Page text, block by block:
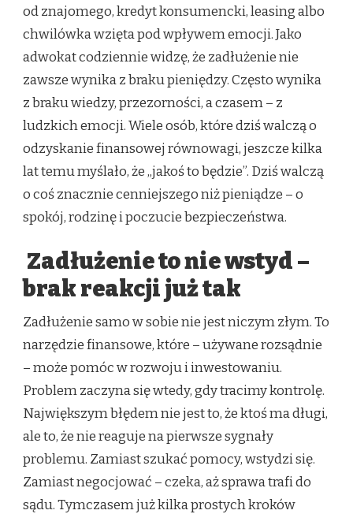
od znajomego, kredyt konsumencki, leasing albo
chwilówka wzięta pod wpływem emocji. Jako
adwokat codziennie widzę, że zadłużenie nie
zawsze wynika z braku pieniędzy. Często wynika
z braku wiedzy, przezorności, a czasem – z
ludzkich emocji. Wiele osób, które dziś walczą o
odzyskanie finansowej równowagi, jeszcze kilka
lat temu myślało, że „jakoś to będzie”. Dziś walczą
o coś znacznie cenniejszego niż pieniądze – o
spokój, rodzinę i poczucie bezpieczeństwa.
Zadłużenie to nie wstyd –
brak reakcji już tak
Zadłużenie samo w sobie nie jest niczym złym. To
narzędzie finansowe, które – używane rozsądnie
– może pomóc w rozwoju i inwestowaniu.
Problem zaczyna się wtedy, gdy tracimy kontrolę.
Największym błędem nie jest to, że ktoś ma długi,
ale to, że nie reaguje na pierwsze sygnały
problemu. Zamiast szukać pomocy, wstydzi się.
Zamiast negocjować – czeka, aż sprawa trafi do
sądu. Tymczasem już kilka prostych kroków